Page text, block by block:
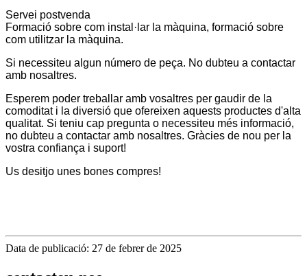
Servei postvenda
Formació sobre com instal·lar la màquina, formació sobre
com utilitzar la màquina.
Si necessiteu algun número de peça. No dubteu a contactar
amb nosaltres.
Esperem poder treballar amb vosaltres per gaudir de la
comoditat i la diversió que ofereixen aquests productes d'alta
qualitat. Si teniu cap pregunta o necessiteu més informació,
no dubteu a contactar amb nosaltres. Gràcies de nou per la
vostra confiança i suport!
Us desitjo unes bones compres!
Data de publicació: 27 de febrer de 2025